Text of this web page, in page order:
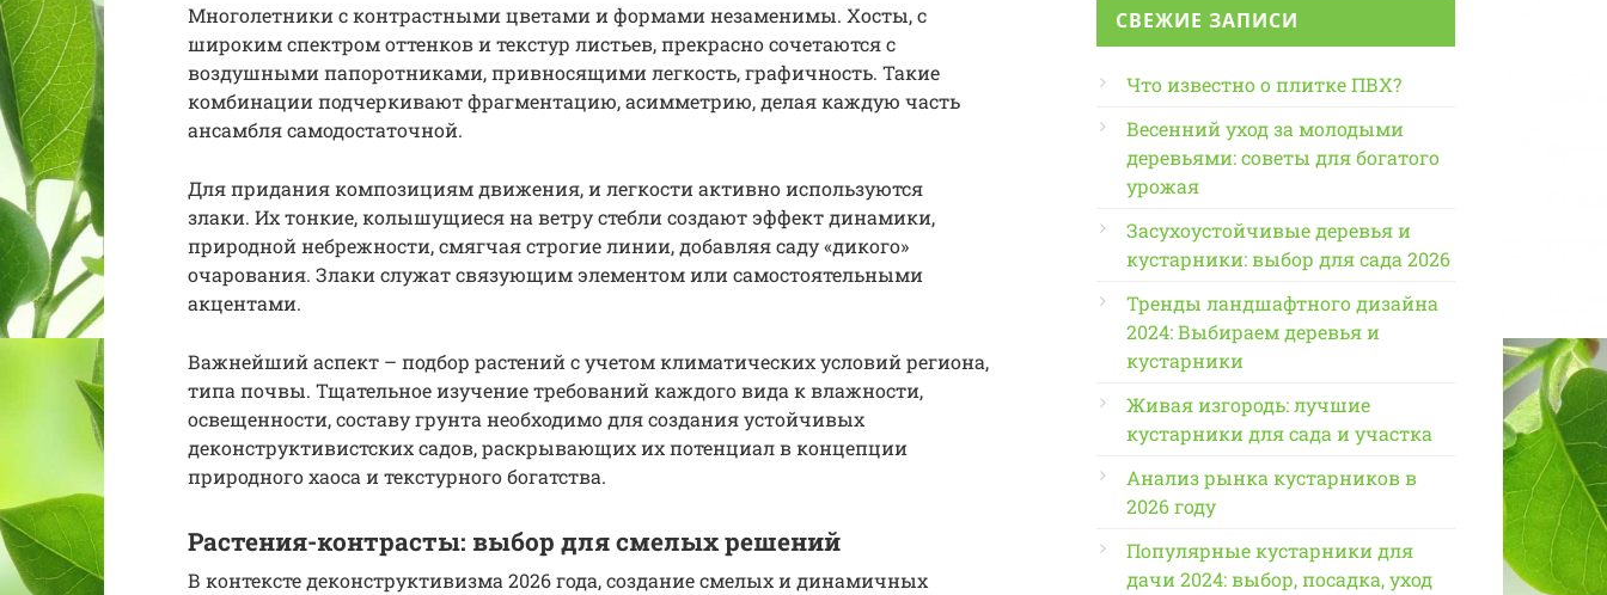
Многолетники с контрастными цветами и формами незаменимы. Хосты, с
широким спектром оттенков и текстур листьев, прекрасно сочетаются с
воздушными папоротниками, привносящими легкость, графичность. Такие
комбинации подчеркивают фрагментацию, асимметрию, делая каждую часть
ансамбля самодостаточной.
Для придания композициям движения, и легкости активно используются
злаки. Их тонкие, колышущиеся на ветру стебли создают эффект динамики,
природной небрежности, смягчая строгие линии, добавляя саду «дикого»
очарования. Злаки служат связующим элементом или самостоятельными
акцентами.
Важнейший аспект – подбор растений с учетом климатических условий региона,
типа почвы. Тщательное изучение требований каждого вида к влажности,
освещенности, составу грунта необходимо для создания устойчивых
деконструктивистских садов, раскрывающих их потенциал в концепции
природного хаоса и текстурного богатства.
Растения-контрасты: выбор для смелых решений
В контексте деконструктивизма 2026 года, создание смелых и динамичных
СВЕЖИЕ ЗАПИСИ
Что известно о плитке ПВХ?
Весенний уход за молодыми
деревьями: советы для богатого
урожая
Засухоустойчивые деревья и
кустарники: выбор для сада 2026
Тренды ландшафтного дизайна
2024: Выбираем деревья и
кустарники
Живая изгородь: лучшие
кустарники для сада и участка
Анализ рынка кустарников в
2026 году
Популярные кустарники для
дачи 2024: выбор, посадка, уход